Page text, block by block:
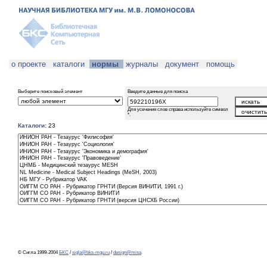
о проекте каталоги нормы журналы документ помощь
Выберите поисковый элемент Введите данные для поиска
Для усечения слов справа используйте символ
*.
Каталоги: 23
© Сигла 1999-2004 БКС / sigla@bks-mgu.ru / design@misa.